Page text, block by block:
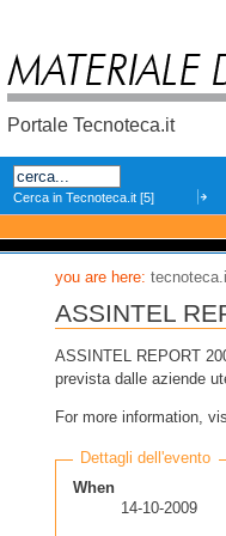
Portale Tecnoteca.it
Search
you are here:
ASSINTEL
ASSINTEL REPORT
prevista dalle aziende
For more information,
Dettagli dell'evento
When
14-10-2009